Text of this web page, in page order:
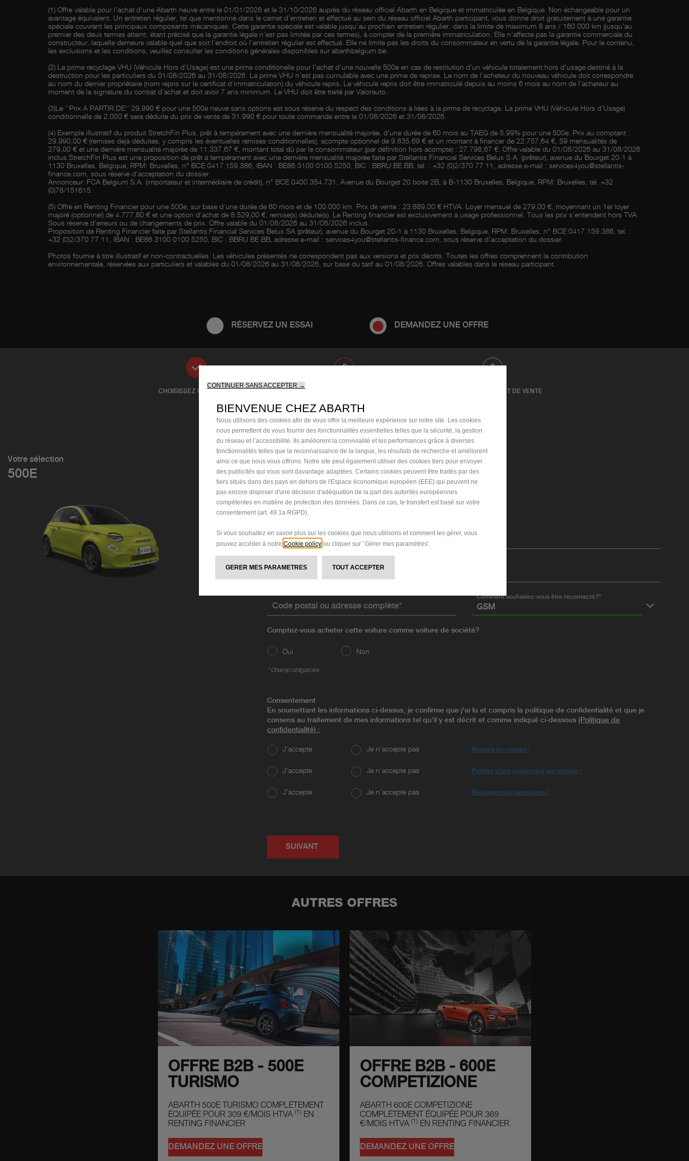
(1) Offre valable pour l'achat d'une Abarth neuve entre le 01/01/2026 et le 31/10/2026 auprès du réseau officiel Abarth en Belgique et immatriculée en Belgique. Non échangeable pour un
avantage équivalent. Un entretien régulier, tel que mentionné dans le carnet d’entretien et effectué au sein du réseau officiel Abarth participant, vous donne droit gratuitement à une garantie
spéciale couvrant les principaux composants mécaniques. Cette garantie spéciale est valable jusqu’au prochain entretien régulier, dans la limite de maximum 8 ans / 160.000 km (jusqu’au
premier des deux termes atteint, étant précisé que la garantie légale n’est pas limitée par ces termes), à compter de la première immatriculation. Elle n’affecte pas la garantie commerciale du
constructeur, laquelle demeure valable quel que soit l’endroit où l’entretien régulier est effectué. Elle ne limite pas les droits du consommateur en vertu de la garantie légale. Pour le contenu,
les exclusions et les conditions, veuillez consulter les conditions générales disponibles sur abarthbelgium.be.
(2) La prime recyclage VHU (Véhicule Hors d’Usage) est une prime conditionelle pour l'achat d'une nouvelle 500e en cas de restitution d'un véhicule totalement hors d'usage destiné à la
destruction pour les particuliers du 01/08/2026 au 31/08/2026. La prime VHU n’est pas cumulable avec une prime de reprise. Le nom de l’acheteur du nouveau véhicule doit correspondre
au nom du dernier propriétaire (nom repris sur le certificat d’immatriculation) du véhicule repris. Le véhicule repris doit être immatriculé depuis au moins 6 mois au nom de l’acheteur au
moment de la signature du contrat d’achat et doit avoir 7 ans minimum. Le VHU doit être traité par Valorauto.
(3)Le ''Prix A PARTIR DE'' 29.990 € pour une 500e neuve sans options est sous réserve du respect des conditions à liées à la prime de recyclage. La prime VHU (Véhicule Hors d’Usage)
conditionnelle de 2.000 € sera déduite du prix de vente de 31.990 € pour toute commande entre le 01/08/2026 et 31/08/2026.
(4) Exemple illustratif du produit StretchFin Plus, prêt à tempérament avec une dernière mensualité majorée, d'une durée de 60 mois au TAEG de 5,99% pour une 500e. Prix au comptant :
29.990,00 € (remises déjà déduites, y compris les éventuelles remises conditionnelles), acompte optionnel de 9.635,69 € et un montant à financer de 22.757,64 €, 59 mensualités de
279,00 € et une dernière mensualité majorée de 11.337,67 €, montant total dû par le consommateur (par définition hors acompte) : 27.798,67 €. Offre valable du 01/08/2026 au 31/08/2026
inclus.StretchFin Plus est une proposition de prêt à tempérament avec une dernière mensualité majorée faite par Stellantis Financial Services Belux S.A. (prêteur), avenue du Bourget 20-1 à
1130 Bruxelles, Belgique, RPM: Bruxelles, n° BCE 0417.159.386, IBAN : BE86 3100 0100 5250, BIC : BBRU BE BB, tel. : +32 (0)2/370 77 11, adresse e-mail : services4you@stellantis-
finance.com, sous réserve d’acceptation du dossier.
Annonceur: FCA Belgium S.A. (importateur et intermédiaire de crédit), n° BCE 0400.354.731, Avenue du Bourget 20 boite 2B, à B-1130 Bruxelles, Belgique, RPM: Bruxelles, tél. +32
(0)78/151615.
(5) Offre en Renting Financier pour une 500e, sur base d’une durée de 60 mois et de 100.000 km. Prix de vente : 23.889,00 € HTVA. Loyer mensuel de 279,00 €, moyennant un 1er loyer
majoré (optionnel) de 4.777,80 € et une option d'achat de 8.529,00 €, remise(s) déduite(s). Le Renting financier est exclusivement à usage professionnel. Tous les prix s’entendent hors TVA.
Sous réserve d'erreurs ou de changements de prix. Offre valable du 01/08/2026 au 31/08/2026 inclus.
Proposition de Renting Financier faite par Stellantis Financial Services Belux SA (prêteur), avenue du Bourget 20-1 à 1130 Bruxelles, Belgique, RPM: Bruxelles, n° BCE 0417.159.386, tel. :
+32 (0)2/370 77 11, IBAN : BE86 3100 0100 5250, BIC : BBRU BE BB, adresse e-mail : services4you@stellantis-finance.com, sous réserve d’acceptation du dossier.
Photos fournie à titre illustratif et non-contractuelles. Les véhicules présentés ne correspondent pas aux versions et prix décrits. Toutes les offres comprennent la contribution
environnementale, réservées aux particuliers et valables du 01/08/2026 au 31/08/2026, sur base du tarif au 01/08/2026. Offres valables dans le réseau participant.
RÉSERVEZ UN ESSAI DEMANDEZ UNE OFFRE
1
CHOISISSEZ UN MODÈLE
2 3
CHOISISSEZ UN POINT DE VENTE
COMPLÉTEZ LE FORMULAIRE
Votre sélection
500E
Civilité*
Prénom*
Code postal ou adresse complète*
Comment souhaitez-vous être recontacté?*
GSM
Comptez-vous acheter cette voiture comme voiture de société?
Oui Non
* Champ obligatoire
Consentement
En soumettant les informations ci-dessus, je confirme que j'ai lu et compris la politique de confidentialité et que je
consens au traitement de mes informations tel qu'il y est décrit et comme indiqué ci-dessous(Politique de
confidentialité) :
J’accepte Je n’accepte pas Restons en contact !
J’accepte Je n’accepte pas Profitez d'une expérience sur-mesure !
J’accepte Je n’accepte pas Rejoignez nos partenaires !
SUIVANT
AUTRES OFFRES
OFFRE B2B - 500E
TURISMO
ABARTH 500E TURISMO COMPLÈTEMENT
ÉQUIPÉE POUR 309 €/MOIS HTVA (1) EN
RENTING FINANCIER
DEMANDEZ UNE OFFRE
OFFRE B2B - 600E
COMPETIZIONE
ABARTH 600E COMPETIZIONE
COMPLÈTEMENT ÉQUIPÉE POUR 369
€/MOIS HTVA (1) EN RENTING FINANCIER.
DEMANDEZ UNE OFFRE
CONTINUER SANS ACCEPTER →
BIENVENUE CHEZ ABARTH
Nous utilisons des cookies afin de vous offrir la meilleure expérience sur notre site. Les cookies
nous permettent de vous fournir des fonctionnalités essentielles telles que la sécurité, la gestion
du réseau et l’accessibilité. Ils améliorent la convivialité et les performances grâce à diverses
fonctionnalités telles que la reconnaissance de la langue, les résultats de recherche et améliorent
ainsi ce que nous vous offrons. Notre site peut également utiliser des cookies tiers pour envoyer
des publicités qui vous sont davantage adaptées. Certains cookies peuvent être traités par des
tiers situés dans des pays en dehors de l'Espace économique européen (EEE) qui peuvent ne
pas encore disposer d'une décision d'adéquation de la part des autorités européennes
compétentes en matière de protection des données. Dans ce cas, le transfert est basé sur votre
consentement (art. 49.1a RGPD).
Si vous souhaitez en savoir plus sur les cookies que nous utilisons et comment les gérer, vous
pouvez accéder à notre Cookie policy ou cliquer sur ' Gérer mes paramètres'.
GERER MES PARAMETRES TOUT ACCEPTER